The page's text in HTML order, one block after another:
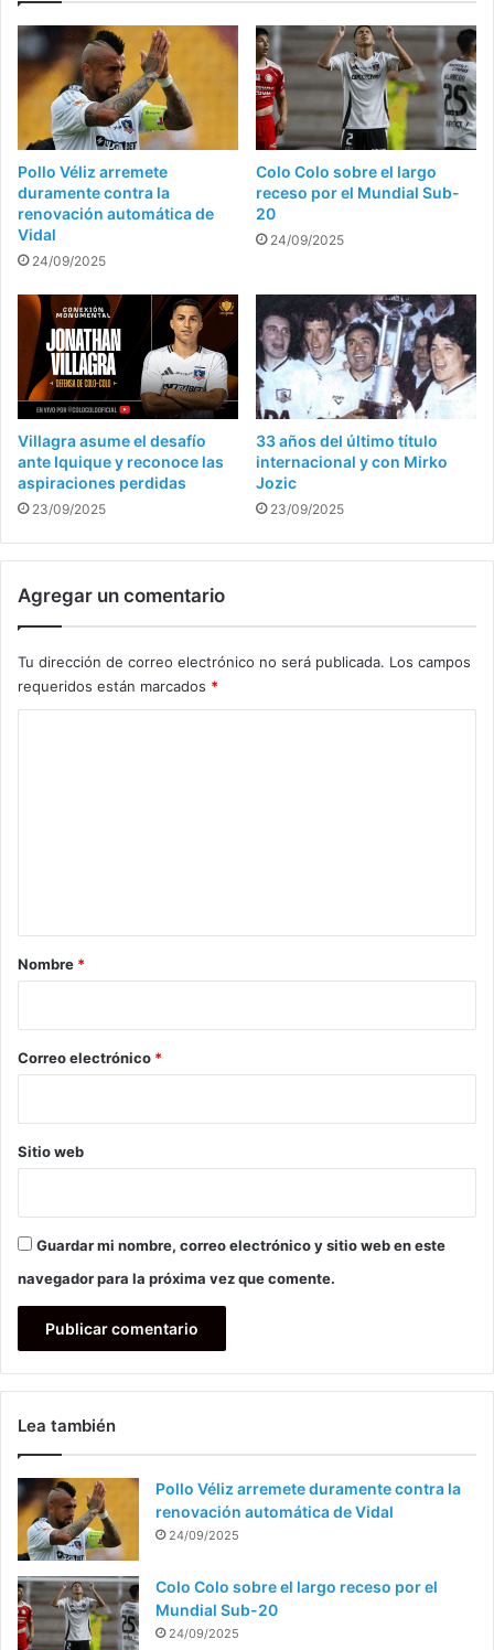
Pollo Véliz arremete
duramente contra la
renovación automática de
Vidal
24/09/2025
Colo Colo sobre el largo
receso por el Mundial Sub-
20
24/09/2025
Villagra asume el desafío
ante Iquique y reconoce las
aspiraciones perdidas
23/09/2025
33 años del último título
internacional y con Mirko
Jozic
23/09/2025
Agregar un comentario
Tu dirección de correo electrónico no será publicada. Los campos
requeridos están marcados *
r
*
Nombre *
Correo electrónico *
Sitio web
Guardar mi nombre, correo electrónico y sitio web en este
navegador para la próxima vez que comente.
Lea también
Pollo Véliz arremete duramente contra la
renovación automática de Vidal
24/09/2025
Colo Colo sobre el largo receso por el
Mundial Sub-20
24/09/2025